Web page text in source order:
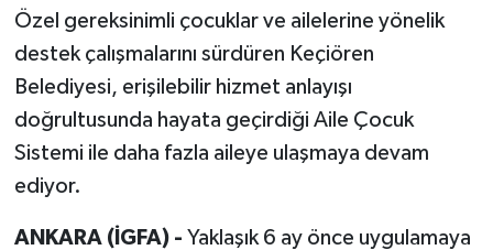
Özel gereksinimli çocuklar ve ailelerine yönelik
destek çalışmalarını sürdüren Keçiören
Belediyesi, erişilebilir hizmet anlayışı
doğrultusunda hayata geçirdiği Aile Çocuk
Sistemi ile daha fazla aileye ulaşmaya devam
ediyor.
ANKARA (İGFA) - Yaklaşık 6 ay önce uygulamaya